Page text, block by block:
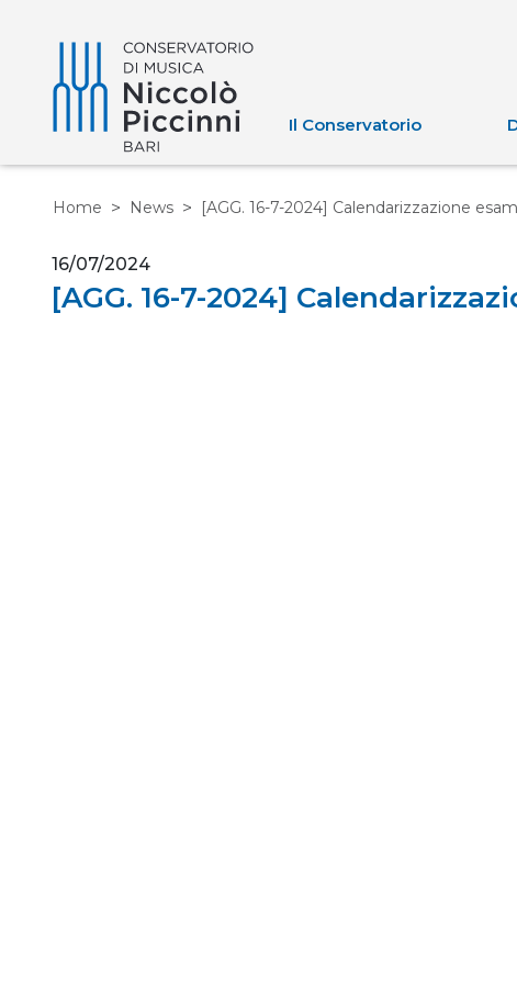
Il Conservatorio
Home News [AGG. 16-7-2024] Calendarizzazione
16/07/2024
[AGG. 16-7-2024]